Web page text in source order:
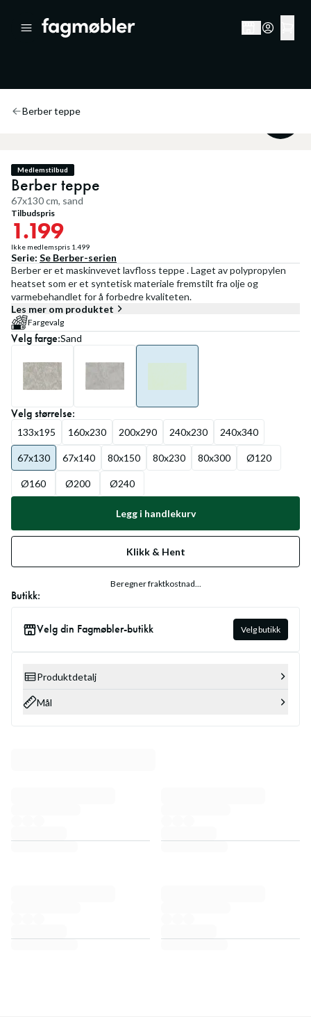
Berber teppe
Medlemstilbud
Berber teppe
67x130 cm, sand
Tilbudspris
1.199
Ikke medlemspris 1.499
Serie: Se Berber-serien
Berber er et maskinvevet lavfloss teppe . Laget av polypropylen
heatset som er et syntetisk materiale fremstilt fra olje og
varmebehandlet for å forbedre kvaliteten.
Les mer om produktet
Fargevalg
Velgfarge:Sand
Velgstørrelse:
133x195 160x230 200x290 240x230 240x340
67x130 67x140 80x150 80x230 80x300 Ø120
Ø160 Ø200 Ø240
Legg i handlekurv
Klikk & Hent
Beregner fraktkostnad...
Butikk:
Velg din Fagmøbler-butikk Velg butikk
Produktdetalj
Mål